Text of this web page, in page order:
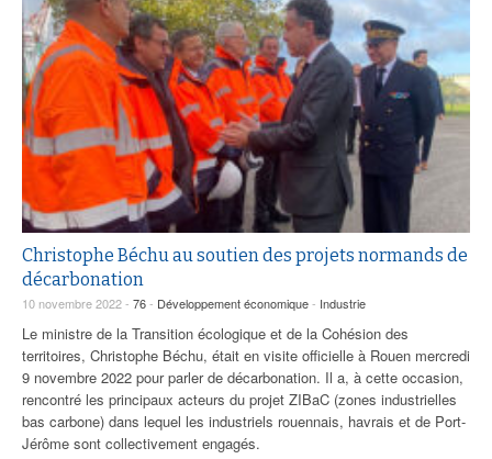
Christophe Béchu au soutien des projets normands de
décarbonation
10 novembre 2022 - 76- Développement économique- Industrie
Le ministre de la Transition écologique et de la Cohésion des
territoires, Christophe Béchu, était en visite officielle à Rouen mercredi
9 novembre 2022 pour parler de décarbonation. Il a, à cette occasion,
rencontré les principaux acteurs du projet ZIBaC (zones industrielles
bas carbone) dans lequel les industriels rouennais, havrais et de Port-
Jérôme sont collectivement engagés.